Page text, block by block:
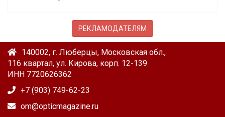
РЕКЛАМОДАТЕЛЯМ
140002, г. Люберцы, Московская обл.,
116 квартал, ул. Кирова, корп. 12-139
ИНН 7720626362
+7 (903) 749-62-23
om@opticmagazine.ru